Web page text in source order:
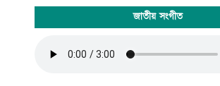
জাতীয় সংগীত